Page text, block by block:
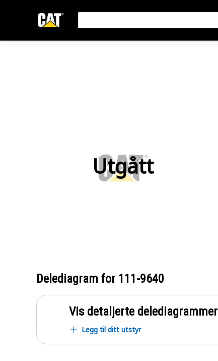
Utgått
Delediagram for 111-9640
Vis detaljerte delediagrammer
Legg til ditt utstyr